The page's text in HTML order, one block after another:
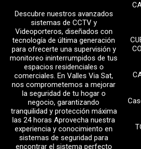
Descubre nuestros avanzados
sistemas de CCTV y
Videoporteros, diseñados con
tecnología de última generación
para ofrecerte una supervisión y
monitoreo ininterrumpidos de tus
espacios residenciales o
comerciales. En Valles Via Sat,
nos comprometemos a mejorar
la seguridad de tu hogar o
negocio, garantizando
tranquilidad y protección máxima
las 24 horas Aprovecha nuestra
experiencia y conocimiento en
sistemas de seguridad para
encontrar el sistema perfecto